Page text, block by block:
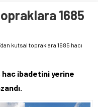
1685
kutsal topraklara 1685 hacı
hac ibadetini yerine